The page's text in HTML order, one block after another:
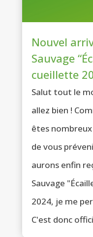
Nouvel
Sauvage
cueillette
Salut tout le
allez bien !
êtes
de vous
aurons enfin
Sauvage
2024, je me
C'est donc